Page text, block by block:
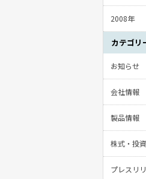
2008年
カテゴリ
お知らせ
会社情報
製品情報
株式・投
プレスリ